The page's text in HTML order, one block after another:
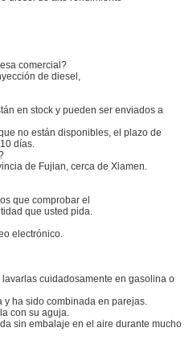
comercial?
de diesel,
en stock y pueden ser enviados a
no están disponibles, el plazo de
días.
de Fujian, cerca de Xiamen.
que comprobar el
que usted pida.
electrónico.
cuidadosamente en gasolina o
ha sido combinada en parejas.
con su aguja.
sin embalaje en el aire durante mucho